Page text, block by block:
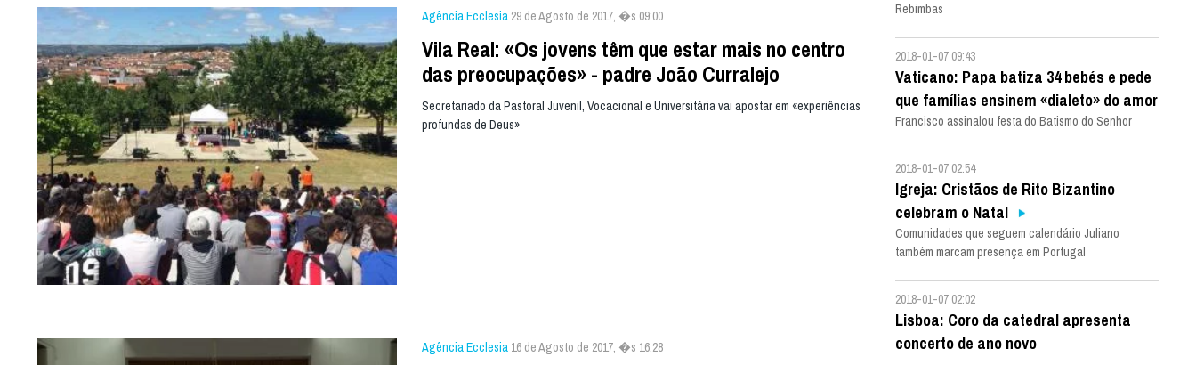
Agência Ecclesia 29 de Agosto de 2017, �s 09:00
Vila Real: «Os jovens têm que estar mais no centro
das preocupações» - padre João Curralejo
Secretariado da Pastoral Juvenil, Vocacional e Universitária vai apostar em «experiências
profundas de Deus»
Agência Ecclesia 16 de Agosto de 2017, �s 16:28
Rebimbas
2018-01-07 09:43
Vaticano: Papa batiza 34 bebés e pede
que famílias ensinem «dialeto» do amor
Francisco assinalou festa do Batismo do Senhor
2018-01-07 02:54
Igreja: Cristãos de Rito Bizantino
celebram o Natal
Comunidades que seguem calendário Juliano
também marcam presença em Portugal
2018-01-07 02:02
Lisboa: Coro da catedral apresenta
concerto de ano novo